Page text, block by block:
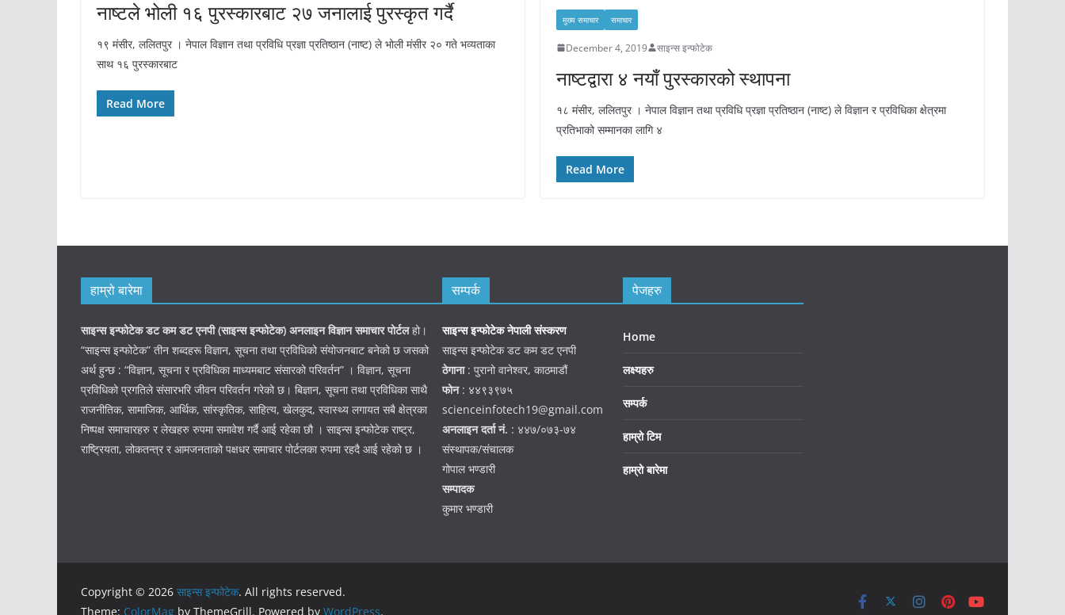
नाष्टले भोली १६ पुरस्कारबाट २७ जनालाई पुरस्कृत गर्दै
१९ मंसीर, ललितपुर । नेपाल विज्ञान तथा प्रविधि प्रज्ञा प्रतिष्ठान (नाष्ट) ले भोली मंसीर २० गते भव्यताका
साथ १६ पुरस्कारबाट
Read More
मुख्य समाचार समाचार
December 4, 2019 साइन्स इन्फोटेक
नाष्टद्वारा ४ नयाँ पुरस्कारको स्थापना
१८ मंसीर, ललितपुर । नेपाल विज्ञान तथा प्रविधि प्रज्ञा प्रतिष्ठान (नाष्ट) ले विज्ञान र प्रविधिका क्षेत्रमा
प्रतिभाको सम्मानका लागि ४
Read More
हाम्रो बारेमा
साइन्स इन्फोटेक डट कम डट एनपी (साइन्सइन्फोटेक) अनलाइन विज्ञान समाचार पोर्टलहो।
“साइन्स इन्फोटेक” तीन शब्दहरू विज्ञान, सूचना तथा प्रविधिको संयोजनबाट बनेको छ जसको
अर्थ हुन्छ : “विज्ञान, सूचना र प्रविधिका माध्यमबाट संसारको परिवर्तन” । विज्ञान, सूचना
प्रविधिको प्रगतिले संसारभरि जीवन परिवर्तन गरेको छ। बिज्ञान, सूचना तथा प्रविधिका साथै
राजनीतिक, सामाजिक, आर्थिक, सांस्कृतिक, साहित्य, खेलकुद, स्वास्थ्य लगायत सबै क्षेत्रका
निष्पक्ष समाचारहरु र लेखहरु रुपमा समावेश गर्दै आई रहेका छौ । साइन्स इन्फोटेक राष्ट्र,
राष्ट्रियता, लोकतन्त्र र आमजनताको पक्षधर समाचार पोर्टलका रुपमा रहदै आई रहेको छ ।
सम्पर्क
साइन्स इन्फोटेक नेपाली संस्करण
साइन्स इन्फोटेक डट कम डट एनपी
ठेगाना: पुरानो वानेश्वर, काठमाडौं
फोन: ४४९३९७५
scienceinfotech19@gmail.com
अनलाइन दर्ता नं. : ४४७/०७३-७४
संस्थापक/संचालक
गोपाल भण्डारी
सम्पादक
कुमार भण्डारी
पेजहरु
Home
लक्ष्यहरु
सम्पर्क
हाम्रो टिम
हाम्रो बारेमा
Copyright © 2026 साइन्स इन्फोटेक. All rights reserved.
Theme: ColorMag by ThemeGrill. Powered by WordPress.